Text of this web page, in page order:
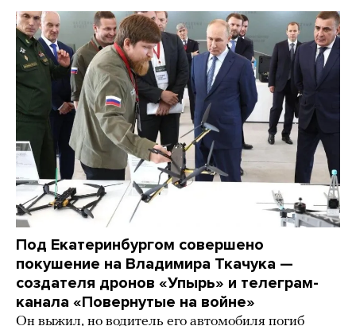
Под Екатеринбургом совершено
покушение на Владимира Ткачука —
создателя дронов «Упырь» и телеграм-
канала «Повернутые на войне»
Он выжил, но водитель его автомобиля погиб